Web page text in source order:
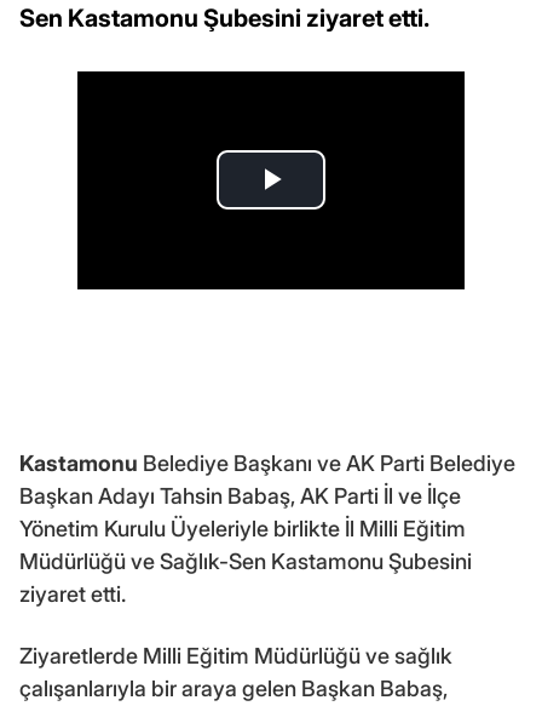
Sen Kastamonu Şubesini ziyaret etti.
Kastamonu Belediye Başkanı ve AK Parti Belediye
Başkan Adayı Tahsin Babaş, AK Parti İl ve İlçe
Yönetim Kurulu Üyeleriyle birlikte İl Milli Eğitim
Müdürlüğü ve Sağlık-Sen Kastamonu Şubesini
ziyaret etti.
Ziyaretlerde Milli Eğitim Müdürlüğü ve sağlık
çalışanlarıyla bir araya gelen Başkan Babaş,